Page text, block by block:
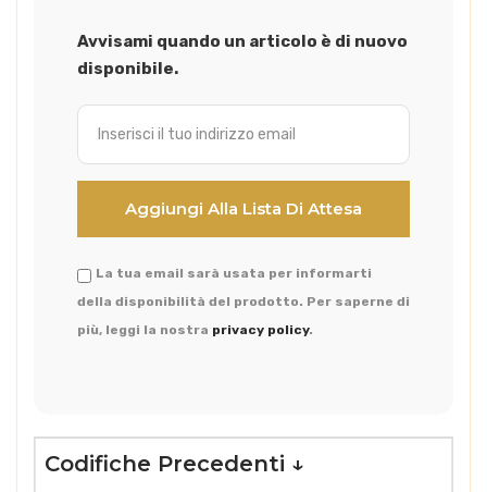
Avvisami quando un articolo è di nuovo
disponibile.
La tua email sarà usata per informarti
della disponibilità del prodotto. Per saperne di
più, leggi la nostra privacy policy.
Codifiche Precedenti ↓